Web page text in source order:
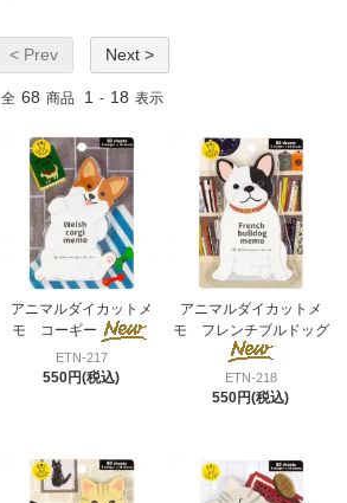
< Prev Next >
全 68 商品 1 - 18 表示
アニマルダイカットメ
モ コーギー
ETN-217
550円(税込)
アニマルダイカットメ
モ フレンチブルドッグ
ETN-218
550円(税込)